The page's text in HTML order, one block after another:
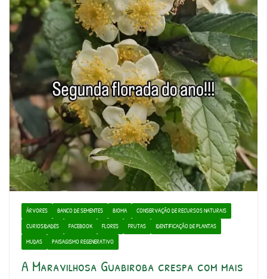
ÁRVORES BANCO DE SEMENTES BIOMA
CONSERVAÇÃO DE RECURSOS NATURAIS
CURIOSIDADES
FACEBOOK FLORES FRUTAS
IDENTIFICAÇÃO DE PLANTAS
MUDAS
PAISAGISMO REGENERATIVO
A Maravilhosa Guabiroba crespa com mais